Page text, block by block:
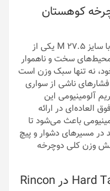
کوهستان
دوچرخه کوهستان جاینت مدل Rincon با سایز ۲۷.۵ M یکی از
محیط‌های سخت و ناهموار
نه تنها سبک وزن است
فشارهای ناشی از سواری
آلومینیومی این
العاده‌ای در ارائه
باعث می‌شود تا
در مسیرهای دشوار و پیچ
وزن کلی دوچرخه